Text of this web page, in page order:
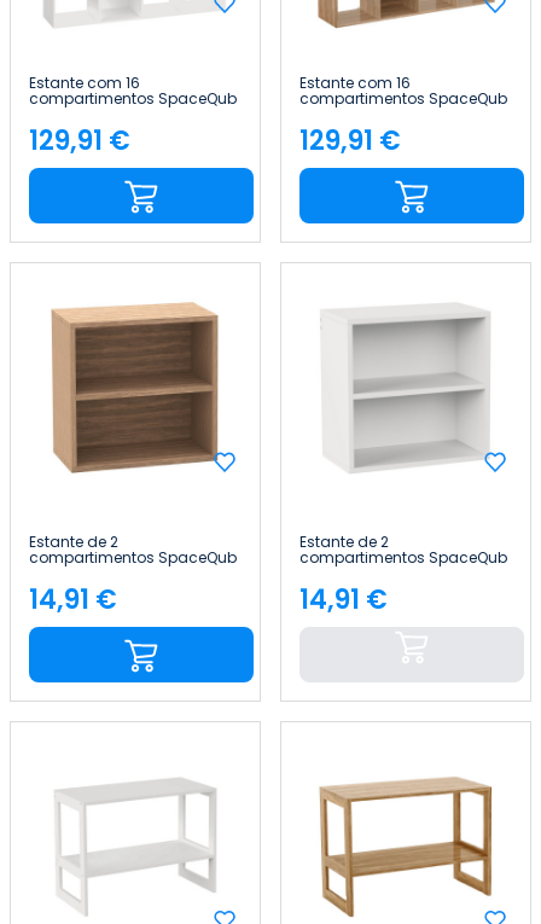
Estante com 16
compartimentos SpaceQub
134x31.5x134cm 7house
Preço
129,91 €
Estante com 16
compartimentos SpaceQub
134x31.5x134cm 7house
Preço
129,91 €
Estante de 2
compartimentos SpaceQub
34.5x20x34.5cm 7house
Preço
14,91 €
Estante de 2
compartimentos SpaceQub
34.5x20x34.5cm 7house
Preço
14,91 €